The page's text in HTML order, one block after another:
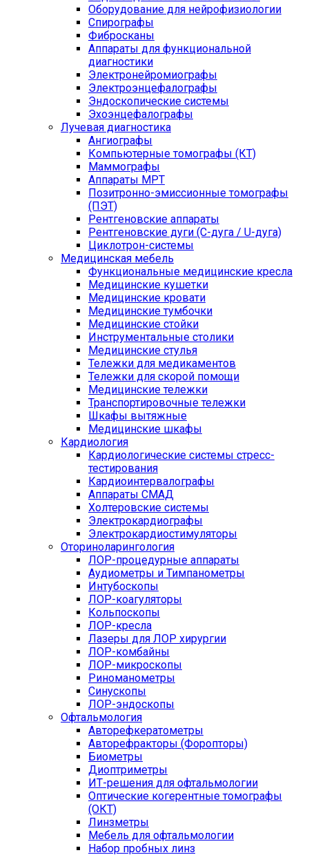
Оборудование для нейрофизиологии
Спирографы
Фибросканы
Аппараты для функциональной
диагностики
Электронейромиографы
Электроэнцефалографы
Эндоскопические системы
Эхоэнцефалографы
Лучевая диагностика
Ангиографы
Компьютерные томографы (КТ)
Маммографы
Аппараты МРТ
Позитронно-эмиссионные томографы
(ПЭТ)
Рентгеновские аппараты
Рентгеновские дуги (С-дуга / U-дуга)
Циклотрон-системы
Медицинская мебель
Функциональные медицинские кресла
Медицинские кушетки
Медицинские кровати
Медицинские тумбочки
Медицинские стойки
Инструментальные столики
Медицинские стулья
Тележки для медикаментов
Тележки для скорой помощи
Медицинские тележки
Транспортировочные тележки
Шкафы вытяжные
Медицинские шкафы
Кардиология
Кардиологические системы стресс-
тестирования
Кардиоинтервалографы
Аппараты СМАД
Холтеровские системы
Электрокардиографы
Электрокардиостимуляторы
Оториноларингология
ЛОР-процедурные аппараты
Аудиометры и Тимпанометры
Интубоскопы
ЛОР-коагуляторы
Кольпоскопы
ЛОР-кресла
Лазеры для ЛОР хирургии
ЛОР-комбайны
ЛОР-микроскопы
Риноманометры
Синускопы
ЛОР-эндоскопы
Офтальмология
Авторефкератометры
Авторефракторы (Форопторы)
Биометры
Диоптриметры
ИТ-решения для офтальмологии
Оптические когерентные томографы
(ОКТ)
Линзметры
Мебель для офтальмологии
Набор пробных линз